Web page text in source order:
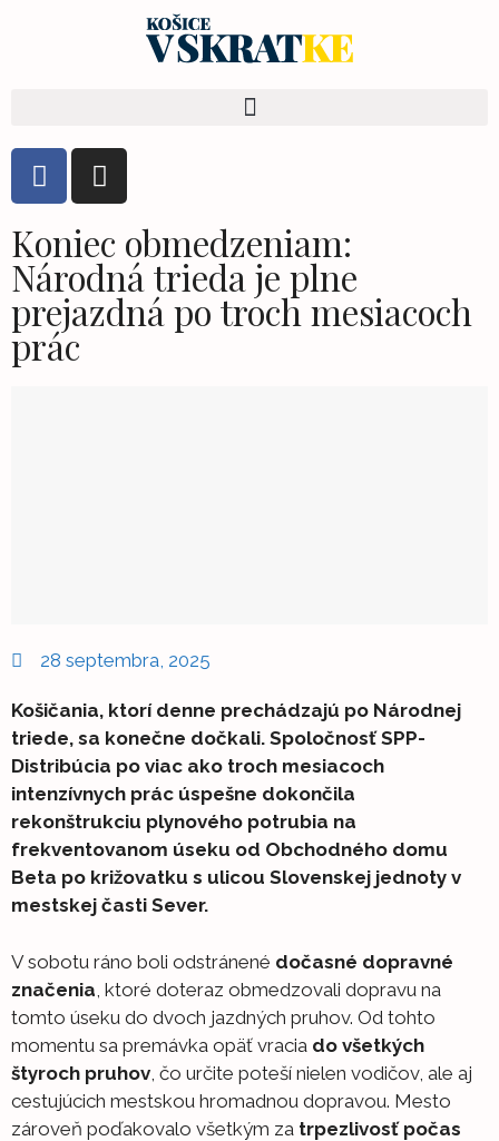
Koniec obmedzeniam:
Národná trieda je plne
prejazdná po troch mesiacoch
prác
28 septembra, 2025
Košičania, ktorí denne prechádzajú po Národnej
triede, sa konečne dočkali. Spoločnosť SPP-
Distribúcia po viac ako troch mesiacoch
intenzívnych prác úspešne dokončila
rekonštrukciu plynového potrubia na
frekventovanom úseku od Obchodného domu
Beta po križovatku s ulicou Slovenskej jednoty v
mestskej časti Sever.
V sobotu ráno boli odstránené dočasné dopravné
značenia , ktoré doteraz obmedzovali dopravu na
tomto úseku do dvoch jazdných pruhov. Od tohto
momentu sa premávka opäť vracia do všetkých
štyroch pruhov , čo určite poteší nielen vodičov, ale aj
cestujúcich mestskou hromadnou dopravou. Mesto
zároveň poďakovalo všetkým za trpezlivosť počas